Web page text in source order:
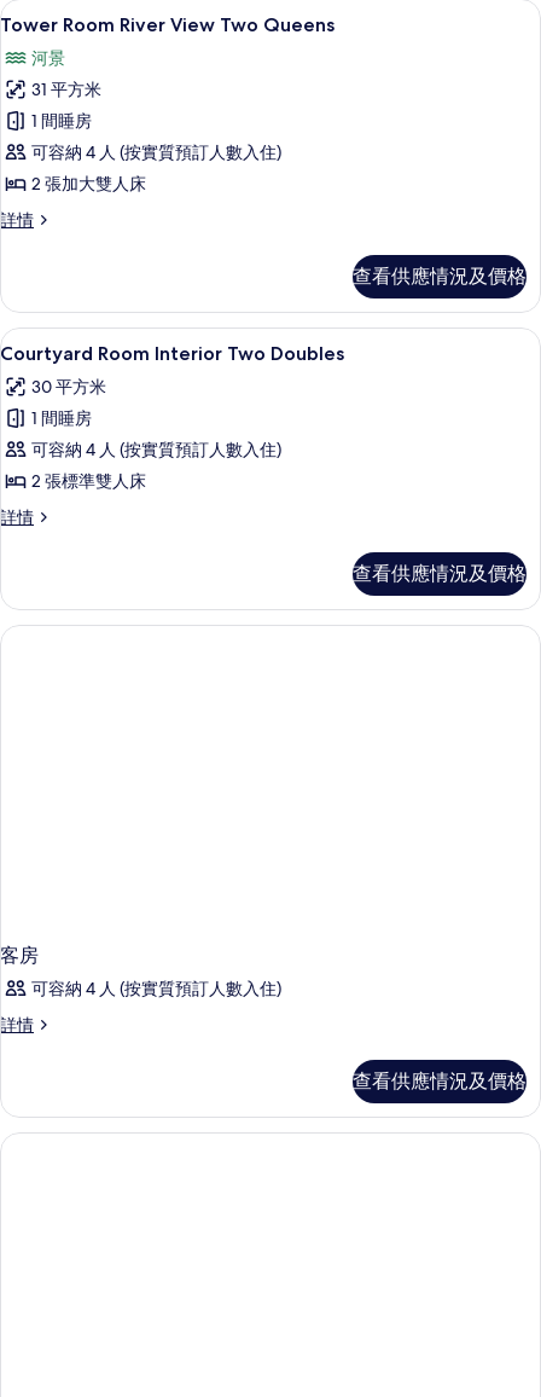
載
所
有
Tower
Room River
View
Two Queens
片
4
Tower Room River View Two Queens
河景
31 平方米
1 間睡房
可容納 4 人 (按實質預訂人數入住)
2 張加大雙人床
詳情
Tower
詳
情
查看供應情況及價格
載
入
所
有
Courtyard
Room Interior
Two
相
片
書桌、遮光窗簾/窗簾、熨斗/熨衫板、
5
Courtyard Room Interior Two Doubles
30 平方米
1 間睡房
可容納 4 人 (按實質預訂人數入住)
2 張標準雙人床
詳情
Courtyard
詳
情
查看供應情況及價格
客房
可容納 4 人 (按實質預訂人數入住)
詳情
客
查看供應情況及價格